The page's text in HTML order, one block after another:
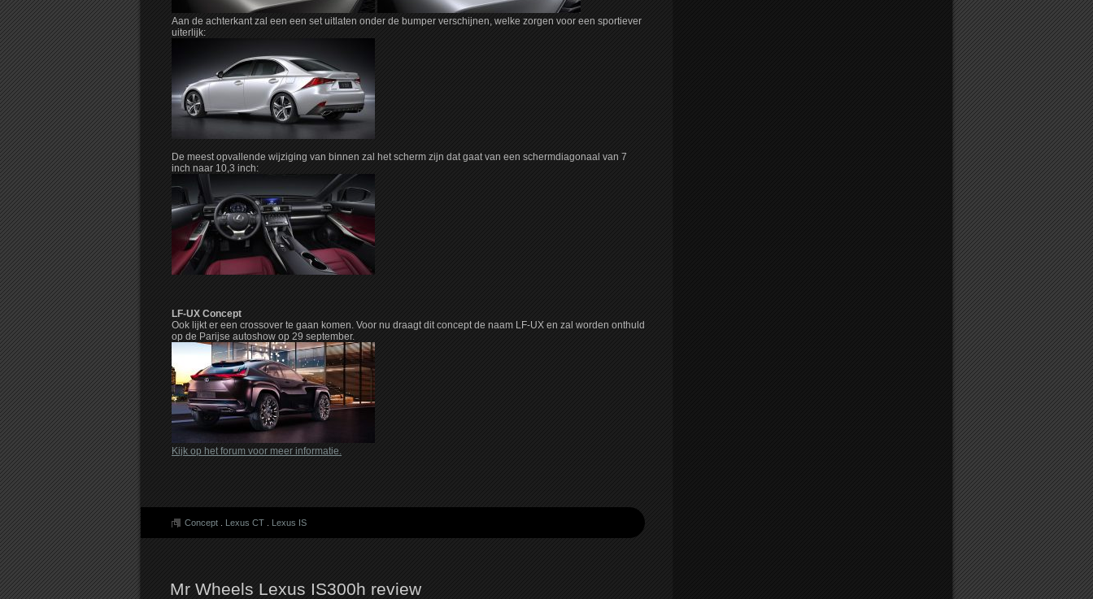
Aan de achterkant zal een een set uitlaten onder de bumper verschijnen, welke zorgen voor een sportiever
uiterlijk:
De meest opvallende wijziging van binnen zal het scherm zijn dat gaat van een schermdiagonaal van 7
inch naar 10,3 inch:
LF-UX Concept
Ook lijkt er een crossover te gaan komen. Voor nu draagt dit concept de naam LF-UX en zal worden onthuld
op de Parijse autoshow op 29 september.
Kijk op het forum voor meer informatie.
Concept Lexus CT Lexus IS
Mr Wheels Lexus IS300h review